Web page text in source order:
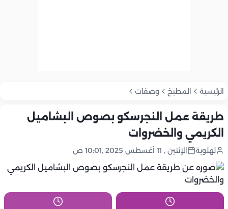
الرئيسية المطبخ وصفات
طريقة عمل النجرسكو بصوص البشاميل
الكريمي والخضروات
لهلوبة الإثنين , 11 أغسطس 2025 ,10:01 ص